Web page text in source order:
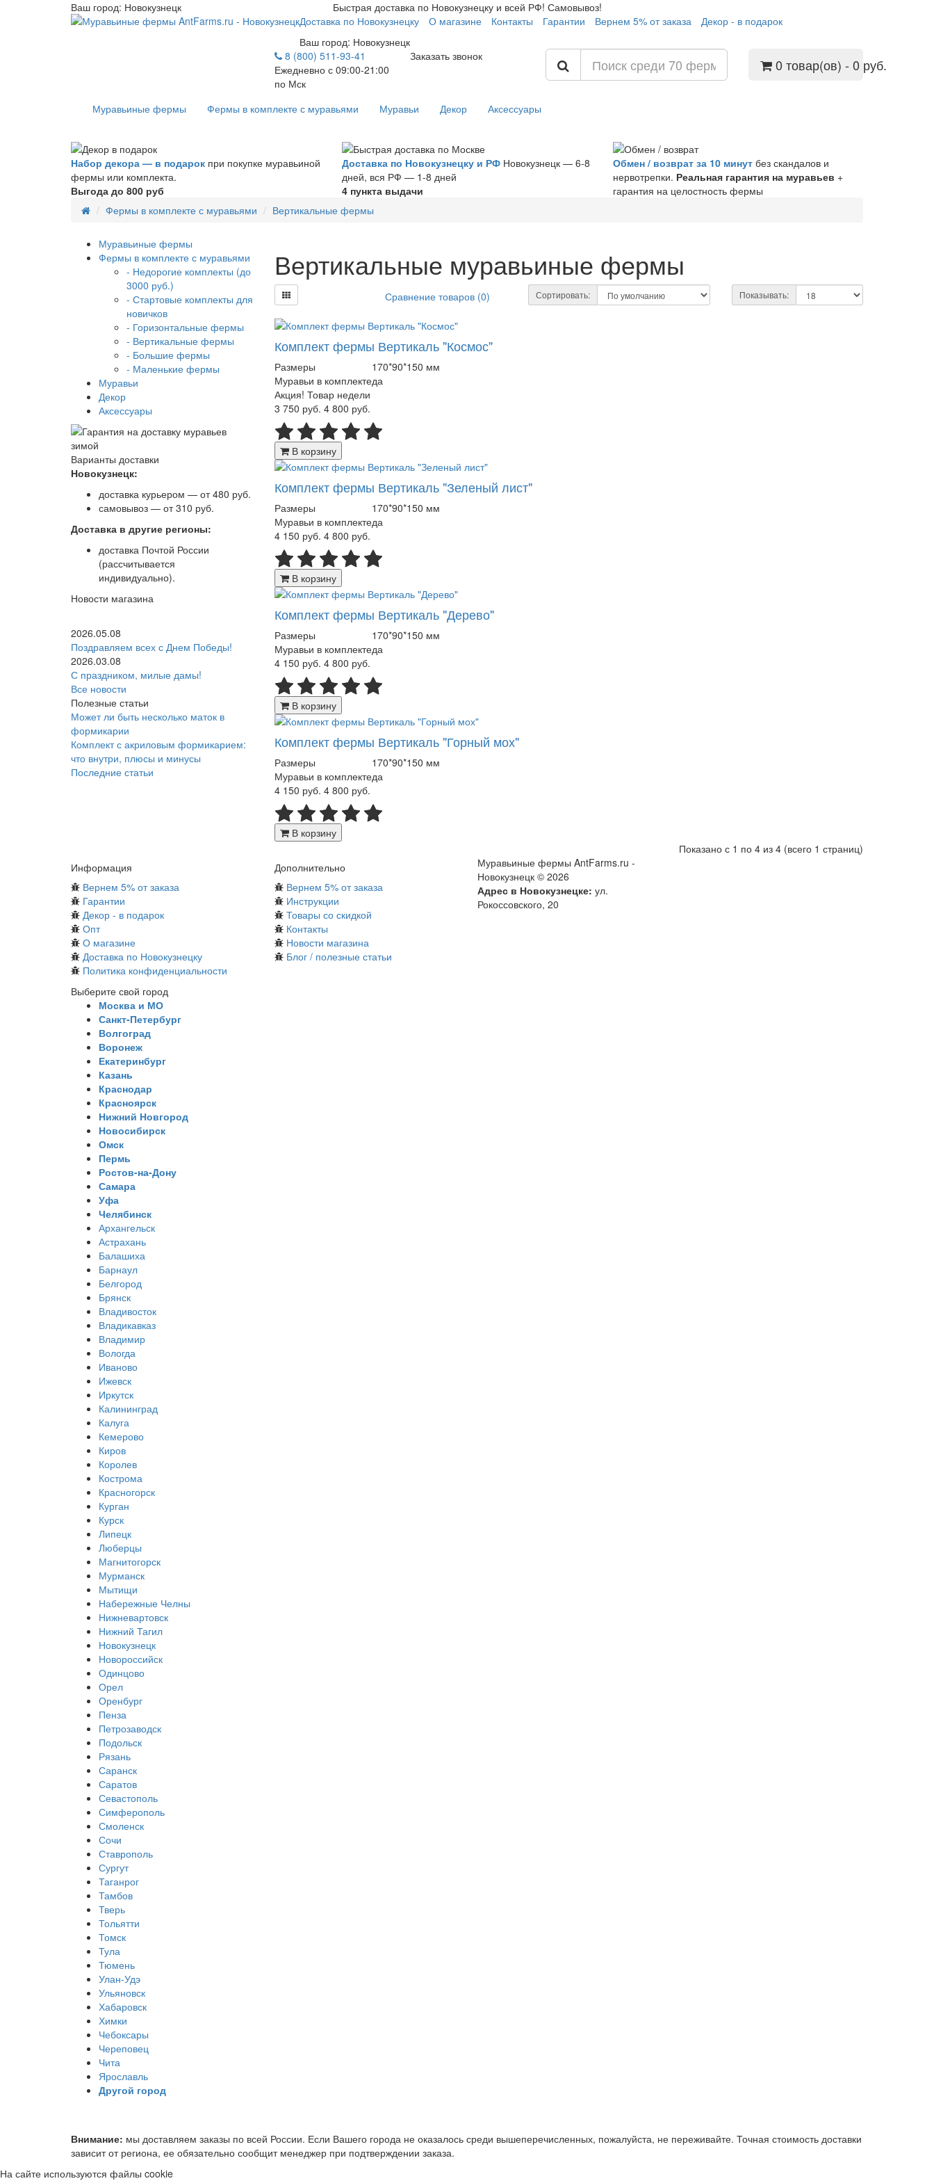
Ваш город: Новокузнецк
Быстрая доставка по Новокузнецку и всей РФ! Самовывоз!
Доставка по Новокузнецку
О магазине Контакты Гарантии Вернем 5% от заказа
Декор - в подарок
Ваш город: Новокузнецк
8 (800) 511-93-41
Ежедневно с 09:00-21:00
по Мск
Заказать звонок 0 товар(ов) - 0 руб.
Муравьиные фермы Фермы в комплекте с муравьями Муравьи Декор Аксессуары
Набор декора — в подарок при покупке муравьиной
фермы или комплекта.
Выгода до 800 руб
Доставка по Новокузнецку и РФ Новокузнецк — 6-8
дней, вся РФ — 1-8 дней
4 пункта выдачи
Обмен / возврат за 10 минут без скандалов и
нервотрепки. Реальная гарантия на муравьев +
гарантия на целостность фермы
Фермы в комплекте с муравьями
Вертикальные фермы
Муравьиные фермы
Фермы в комплекте с муравьями
- Недорогие комплекты (до
3000 руб.)
- Стартовые комплекты для
новичков
- Горизонтальные фермы
- Вертикальные фермы
- Большие фермы
- Маленькие фермы
Муравьи
Декор
Аксессуары
Варианты доставки
Новокузнецк:
доставка курьером — от 480 руб.
самовывоз — от 310 руб.
Доставка в другие регионы:
доставка Почтой России
(рассчитывается
индивидуально).
Новости магазина
2026.05.08
Поздравляем всех с Днем Победы!
2026.03.08
С праздником, милые дамы!
Все новости
Полезные статьи
Может ли быть несколько маток в
формикарии
Комплект с акриловым формикарием:
что внутри, плюсы и минусы
Последние статьи
Вертикальные муравьиные фермы
Сравнение товаров (0) Сортировать: Показывать:
Комплект фермы Вертикаль "Космос"
Размеры
170*90*150 мм
Муравьи в комплектеда
Акция! Товар недели
3 750 руб. 4 800 руб.
В корзину
Комплект фермы Вертикаль "Зеленый лист"
Размеры
170*90*150 мм
Муравьи в комплектеда
4 150 руб. 4 800 руб.
В корзину
Комплект фермы Вертикаль "Дерево"
Размеры
170*90*150 мм
Муравьи в комплектеда
4 150 руб. 4 800 руб.
В корзину
Комплект фермы Вертикаль "Горный мох"
Размеры
170*90*150 мм
Муравьи в комплектеда
4 150 руб. 4 800 руб.
В корзину
Показано с 1 по 4 из 4 (всего 1 страниц)
Информация
Вернем 5% от заказа
Гарантии
Декор - в подарок
Опт
О магазине
Доставка по Новокузнецку
Политика конфиденциальности
Дополнительно
Вернем 5% от заказа
Инструкции
Товары со скидкой
Контакты
Новости магазина
Блог / полезные статьи
Муравьиные фермы AntFarms.ru -
Новокузнецк © 2026
Адрес в Новокузнецке: ул.
Рокоссовского, 20
Выберите свой город
Москва и МО
Санкт-Петербург
Волгоград
Воронеж
Екатеринбург
Казань
Краснодар
Красноярск
Нижний Новгород
Новосибирск
Омск
Пермь
Ростов-на-Дону
Самара
Уфа
Челябинск
Архангельск
Астрахань
Балашиха
Барнаул
Белгород
Брянск
Владивосток
Владикавказ
Владимир
Вологда
Иваново
Ижевск
Иркутск
Калининград
Калуга
Кемерово
Киров
Королев
Кострома
Красногорск
Курган
Курск
Липецк
Люберцы
Магнитогорск
Мурманск
Мытищи
Набережные Челны
Нижневартовск
Нижний Тагил
Новокузнецк
Новороссийск
Одинцово
Орел
Оренбург
Пенза
Петрозаводск
Подольск
Рязань
Саранск
Саратов
Севастополь
Симферополь
Смоленск
Сочи
Ставрополь
Сургут
Таганрог
Тамбов
Тверь
Тольятти
Томск
Тула
Тюмень
Улан-Удэ
Ульяновск
Хабаровск
Химки
Чебоксары
Череповец
Чита
Ярославль
Другой город
Внимание: мы доставляем заказы по всей России. Если Вашего города не оказалось среди вышеперечисленных, пожалуйста, не переживайте. Точная стоимость доставки
зависит от региона, ее обязательно сообщит менеджер при подтверждении заказа.
На сайте используются файлы cookie